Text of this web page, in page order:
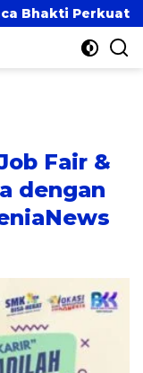
Kolaborasi
Fair &
dengan